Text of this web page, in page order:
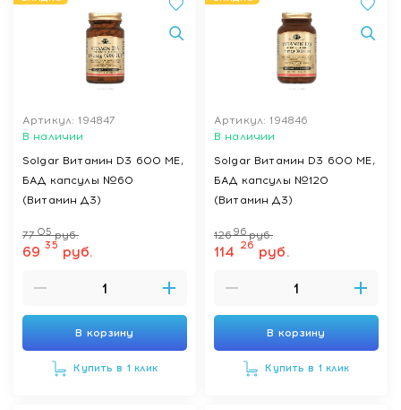
Артикул: 194847
В наличии
Solgar Витамин D3 600 МЕ,
БАД капсулы №60
(Витамин Д3)
77 05 руб.
69 35 руб.
В корзину
Купить в 1 клик
Артикул: 194846
В наличии
Solgar Витамин D3 600 МЕ,
БАД капсулы №120
(Витамин Д3)
12696 руб.
114 26 руб.
В корзину
Купить в 1 клик